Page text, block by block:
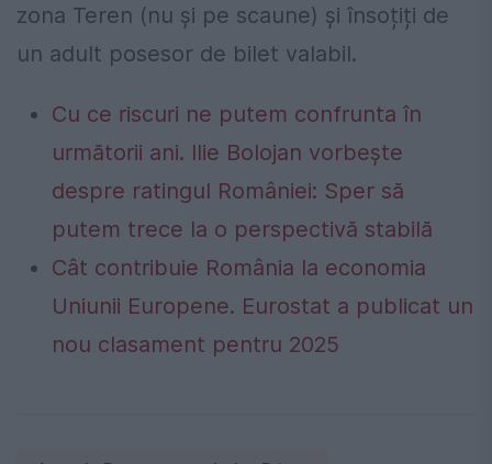
zona Teren (nu și pe scaune) și însoțiți de
un adult posesor de bilet valabil.
Cu ce riscuri ne putem confrunta în
următorii ani. Ilie Bolojan vorbește
despre ratingul României: Sper să
putem trece la o perspectivă stabilă
Cât contribuie România la economia
Uniunii Europene. Eurostat a publicat un
nou clasament pentru 2025